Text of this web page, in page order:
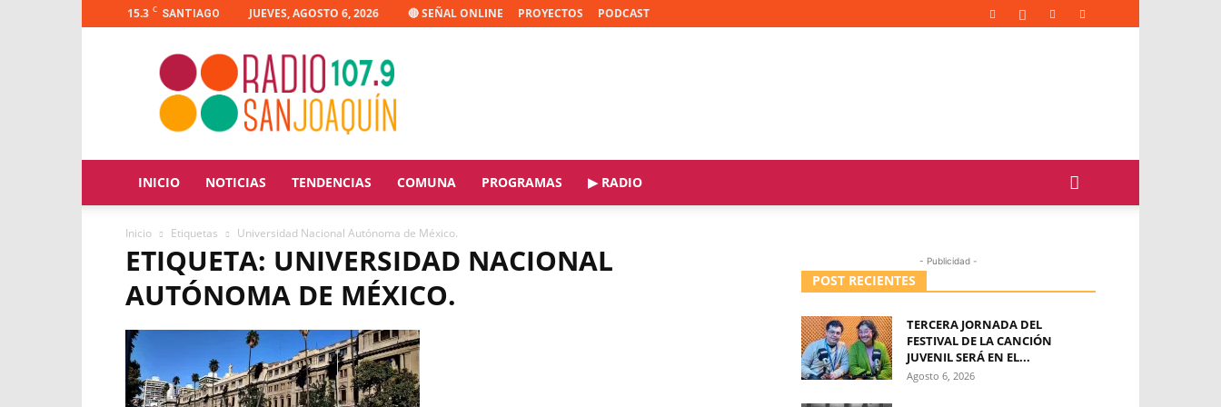
15.3 C SANTIAGO JUEVES, AGOSTO 6, 2026 🔴 SEÑAL ONLINE PROYECTOS PODCAST
Radio
Joaquín
INICIO NOTICIAS TENDENCIAS COMUNA PROGRAMAS ▶ RADIO
Inicio Etiquetas Universidad Nacional Autónoma de México.
ETIQUETA: UNIVERSIDAD NACIONAL
AUTÓNOMA DE MÉXICO.
- Publicidad -
POST RECIENTES
TERCERA JORNADA DEL
FESTIVAL DE LA CANCIÓN
JUVENIL SERÁ EN EL...
Agosto 6, 2026